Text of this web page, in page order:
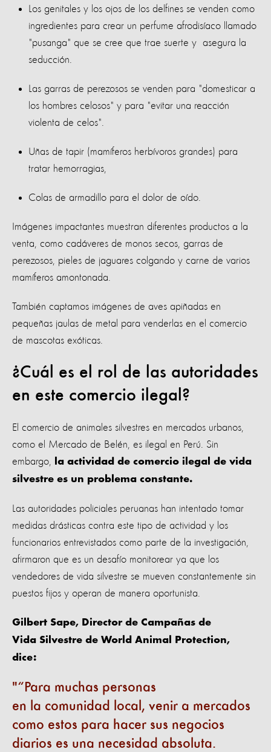
Los genitales y los ojos de los delfines se venden como
ingredientes para crear un perfume afrodisíaco llamado
"pusanga" que se cree que trae suerte y asegura la
seducción.
Las garras de perezosos se venden para "domesticar a
los hombres celosos" y para "evitar una reacción
violenta de celos".
Uñas de tapir (mamíferos herbívoros grandes) para
tratar hemorragias,
Colas de armadillo para el dolor de oído.
Imágenes impactantes muestran diferentes productos a la
venta, como cadáveres de monos secos, garras de
perezosos, pieles de jaguares colgando y carne de varios
mamíferos amontonada.
También captamos imágenes de aves apiñadas en
pequeñas jaulas de metal para venderlas en el comercio
de mascotas exóticas.
¿Cuál es el rol de las autoridades
en este comercio ilegal?
El comercio de animales silvestres en mercados urbanos,
como el Mercado de Belén, es ilegal en Perú. Sin
embargo,
la actividad de comercio ilegal de vida
silvestre es un problema constante.
Las autoridades policiales peruanas han intentado tomar
medidas drásticas contra este tipo de actividad y los
funcionarios entrevistados como parte de la investigación,
afirmaron que es un desafío monitorear ya que los
vendedores de vida silvestre se mueven constantemente sin
puestos fijos y operan de manera oportunista.
Gilbert Sape, Director de Campañas de
Vida Silvestre de World Animal Protection,
dice:
“Para muchas personas
en la comunidad local, venir a mercados
como estos para hacer sus negocios
diarios es una necesidad absoluta.